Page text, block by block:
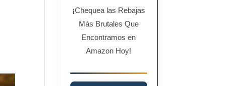
¡Chequea las Rebajas
Más Brutales Que
Encontramos en
Amazon Hoy!